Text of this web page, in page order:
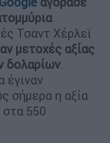
Τσαντ Χέρλεϊ
μετοχές αξίας
δολαρίων.
έγιναν
σήμερα η αξία
στα 550